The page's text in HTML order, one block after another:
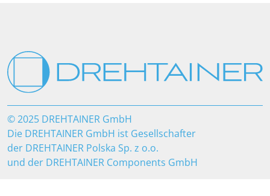
© 2025 DREHTAINER GmbH
Die DREHTAINER GmbH ist Gesellschafter
der DREHTAINER Polska Sp. z o.o.
und der DREHTAINER Components GmbH